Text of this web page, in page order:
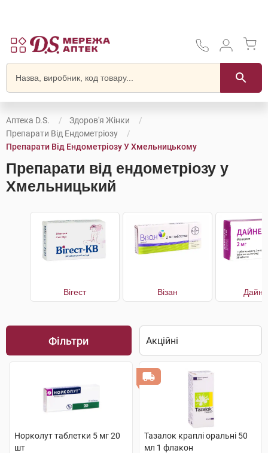
Аптека D.S.
Здоров'я Жінки
Препарати Від Ендометріозу
Препарати Від Ендометріозу У Хмельницькому
Препарати від ендометріозу у
Хмельницький
Вігест Візан
Фільтри
Норколут таблетки 5 мг 20
шт
Тазалок краплі оральні 50
мл 1 флакон